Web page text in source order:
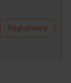
Registreeru